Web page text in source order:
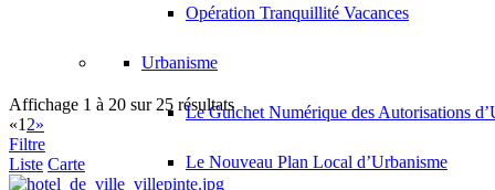
Opération Tranquillité Vacances
Urbanisme
Le Guichet Numérique des Autorisations
Le Nouveau Plan Local d’Urbanisme
Mission Dépendance Handicap / Maison Municipale du Handicap
MAISON MUNICIPALE DU HANDICAP 29 rue Daguerre 93420
Police municipale
rue Clarissa jean-Philippe 93420 Villepinte
01 41 52 10 20
Du lundi au vendredi : 8h30/12h et 13h30/17h Fermé le samedi
Affichage 1 à 20 sur 25 résultats
«1 2»
Filtre
Liste Carte